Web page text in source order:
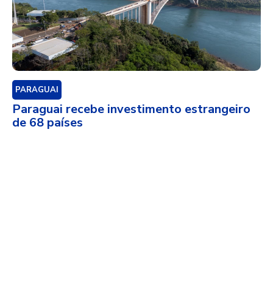
PARAGUAI
Paraguai recebe investimento estrangeiro
de 68 países